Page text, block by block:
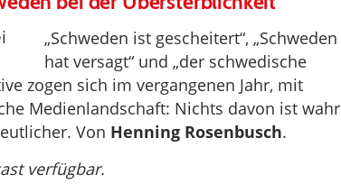
„Schweden ist gescheitert“, „Schweden
hat versagt“ und „der schwedische
zogen sich im vergangenen Jahr, mit
Medienlandschaft: Nichts davon ist wahr
Von Henning Rosenbusch.
verfügbar.